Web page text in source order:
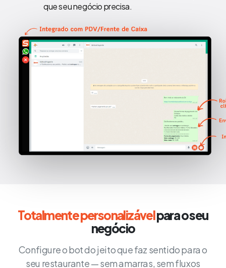
que seu negócio precisa.
Totalmente personalizávelpara o seu
negócio
Configure o bot do jeito que faz sentido para o
seu restaurante — sem amarras, sem fluxos